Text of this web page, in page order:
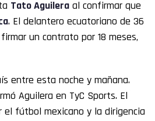
Tato Aguilera al confirmar que
. El delantero ecuatoriano de 36
un contrato por 18 meses,
entre esta noche y mañana.
Aguilera en TyC Sports. El
fútbol mexicano y la dirigencia